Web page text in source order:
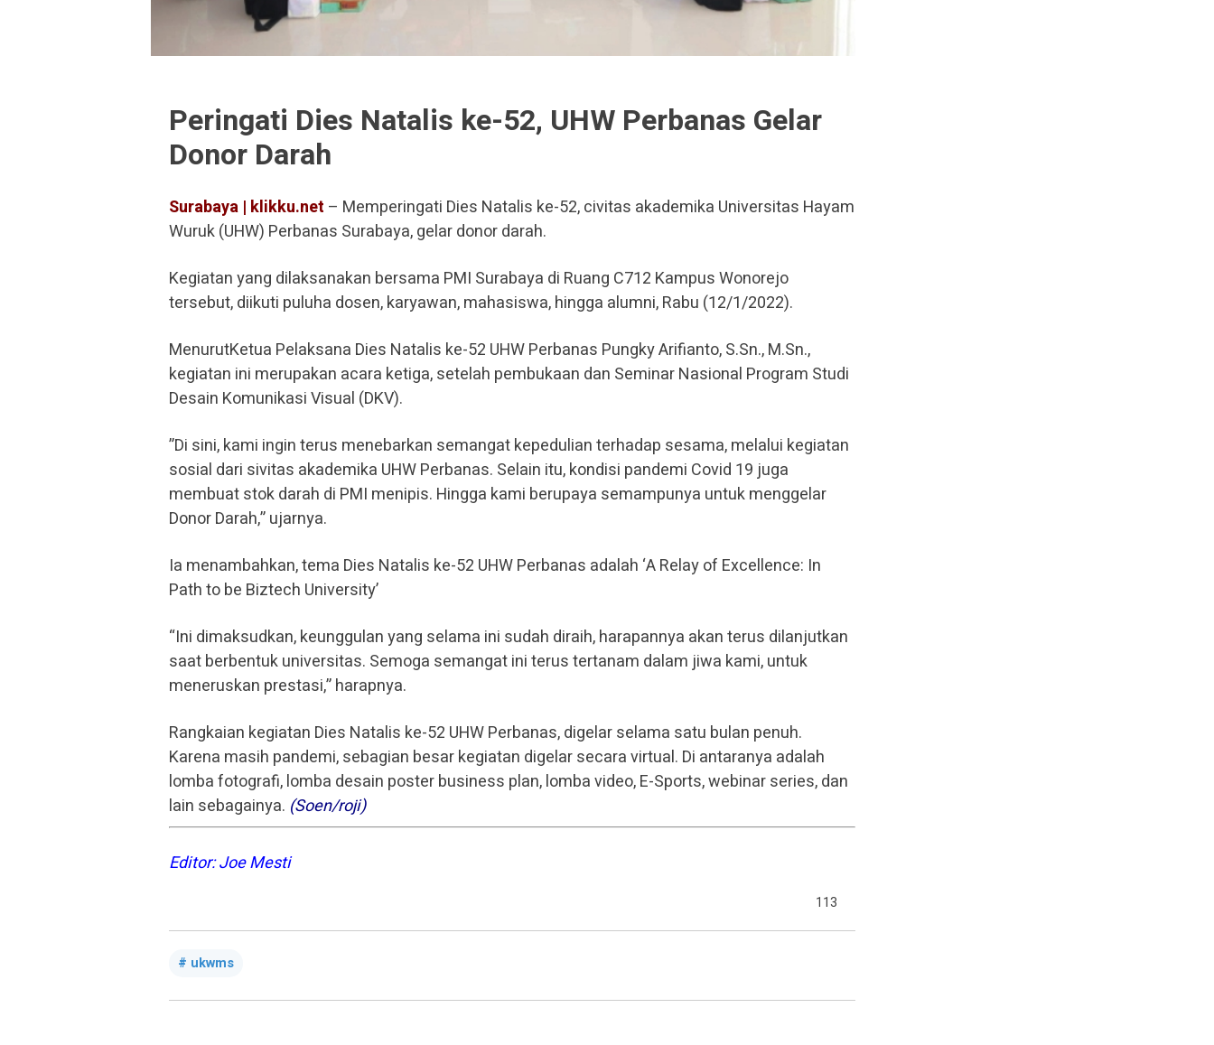
Peringati Dies Natalis ke-52, UHW Perbanas Gelar
Donor Darah
Surabaya | klikku.net – Memperingati Dies Natalis ke-52, civitas akademika Universitas Hayam
Wuruk (UHW) Perbanas Surabaya, gelar donor darah.
Kegiatan yang dilaksanakan bersama PMI Surabaya di Ruang C712 Kampus Wonorejo
tersebut, diikuti puluha dosen, karyawan, mahasiswa, hingga alumni, Rabu (12/1/2022).
MenurutKetua Pelaksana Dies Natalis ke-52 UHW Perbanas Pungky Arifianto, S.Sn., M.Sn.,
kegiatan ini merupakan acara ketiga, setelah pembukaan dan Seminar Nasional Program Studi
Desain Komunikasi Visual (DKV).
”Di sini, kami ingin terus menebarkan semangat kepedulian terhadap sesama, melalui kegiatan
sosial dari sivitas akademika UHW Perbanas. Selain itu, kondisi pandemi Covid 19 juga
membuat stok darah di PMI menipis. Hingga kami berupaya semampunya untuk menggelar
Donor Darah,” ujarnya.
Ia menambahkan, tema Dies Natalis ke-52 UHW Perbanas adalah ‘A Relay of Excellence: In
Path to be Biztech University’
“Ini dimaksudkan, keunggulan yang selama ini sudah diraih, harapannya akan terus dilanjutkan
saat berbentuk universitas. Semoga semangat ini terus tertanam dalam jiwa kami, untuk
meneruskan prestasi,” harapnya.
Rangkaian kegiatan Dies Natalis ke-52 UHW Perbanas, digelar selama satu bulan penuh.
Karena masih pandemi, sebagian besar kegiatan digelar secara virtual. Di antaranya adalah
lomba fotografi, lomba desain poster business plan, lomba video, E-Sports, webinar series, dan
lain sebagainya. (Soen/roji)
Editor: Joe Mesti
113
ukwms